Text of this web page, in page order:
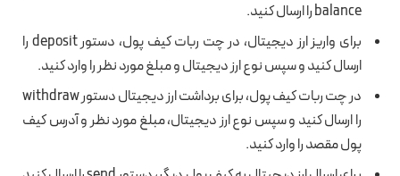
balance را ارسال کنید.
برای واریز ارز دیجیتال، در چت ربات کیف پول، دستور deposit را
ارسال کنید و سپس نوع ارز دیجیتال و مبلغ مورد نظر را وارد کنید.
در چت ربات کیف پول، برای برداشت ارز دیجیتال دستور withdraw
را ارسال کنید و سپس نوع ارز دیجیتال، مبلغ مورد نظر و آدرس کیف
پول مقصد را وارد کنید.